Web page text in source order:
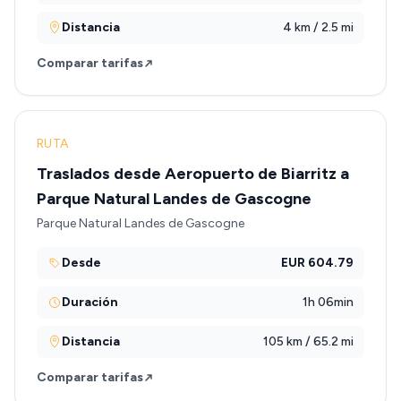
Distancia 4 km / 2.5 mi
Comparar tarifas
RUTA
Traslados desde Aeropuerto de Biarritz a
Parque Natural Landes de Gascogne
Parque Natural Landes de Gascogne
Desde EUR 604.79
Duración 1h 06min
Distancia 105 km / 65.2 mi
Comparar tarifas